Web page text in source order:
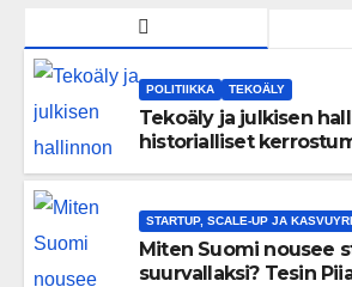
POLITIIKKA TEKOÄLY
Tekoäly ja julkisen
historialliset
STARTUP, SCALE-UP JA
Miten Suomi nousee
suurvallaksi? Tesin